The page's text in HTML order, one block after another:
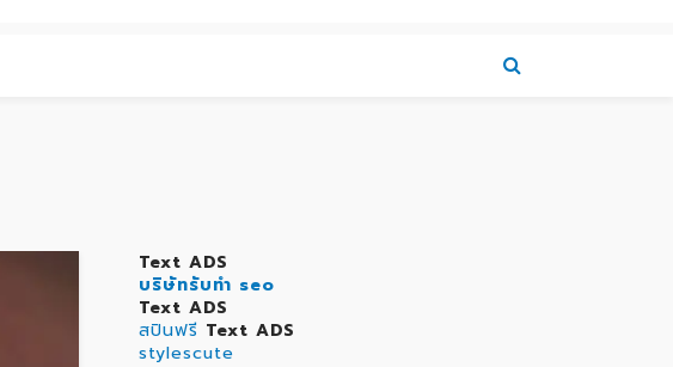
Text ADS
บริษัทรับทำ seo
Text ADS
สปินฟรี Text ADS
stylescute